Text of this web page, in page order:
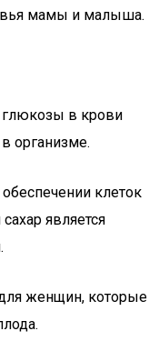
мамы и малыша.
в крови
организме.
клеток
является
женщин, которые